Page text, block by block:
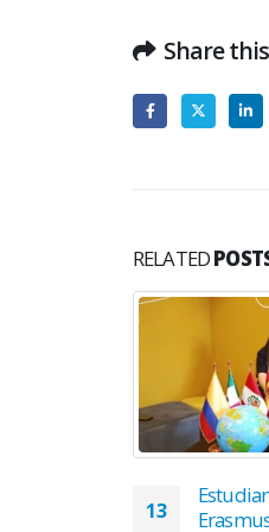
Share
RELATED
13